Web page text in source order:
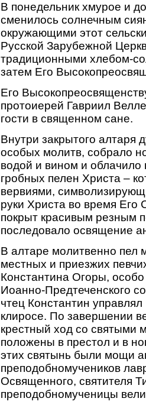
В понедельник хмурое и
сменилось солнечным
окружающими этот
Русской Зарубежной
традиционными хлебом-
затем Его
Его
протоиерей Гавриил
гости в священном сане.
Внутри закрытого алтаря
особых молитв, собрало
водой и вином и
гробных пелен Христа –
вервиями,
руки Христа во время Его
покрыт красивым резным
последовало освящение
В алтаре молитвенно пел
местных и приезжих
Константина Огоры,
Иоанно-Предтеченского
чтец Константин
клиросе. По завершении
крестный ход со святыми
положены в престол и в
этих святынь были мощи
преподобномучеников
Освященного, святителя
преподобномученицы